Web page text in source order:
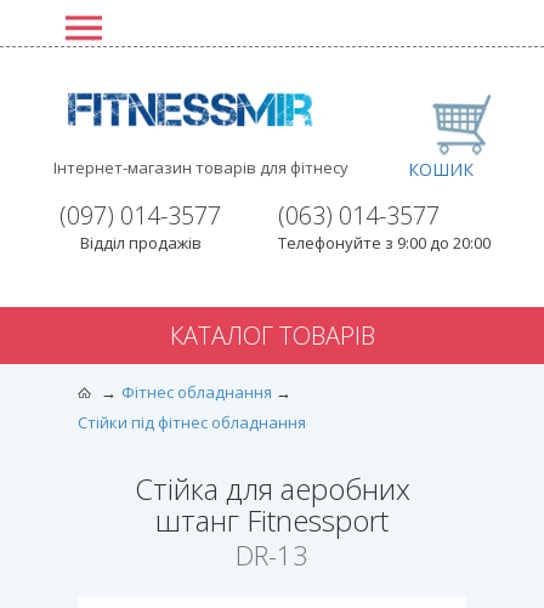
Інтернет-магазин товарів для фітнесу
(063) 014-3577
Телефонуйте з 9:00 до 20:00
(097) 014-3577
Відділ продажів
КОШИК
КАТАЛОГ ТОВАРІВ
Фітнес обладнання
Стійки під фітнес обладнання
Стійка для аеробних
штанг Fitnessport
DR-13